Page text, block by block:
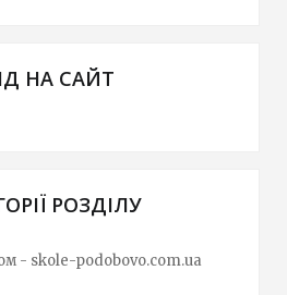
НА САЙТ
РОЗДІЛУ
- skole-podobovo.com.ua